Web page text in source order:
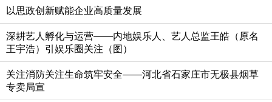
以思政创新赋能企业高质量发展
深耕艺人孵化与运营——内地娱乐人、艺人总监王皓（原名
王宇浩）引娱乐圈关注（图）
关注消防关注生命筑牢安全——河北省石家庄市无极县烟草
专卖局宣